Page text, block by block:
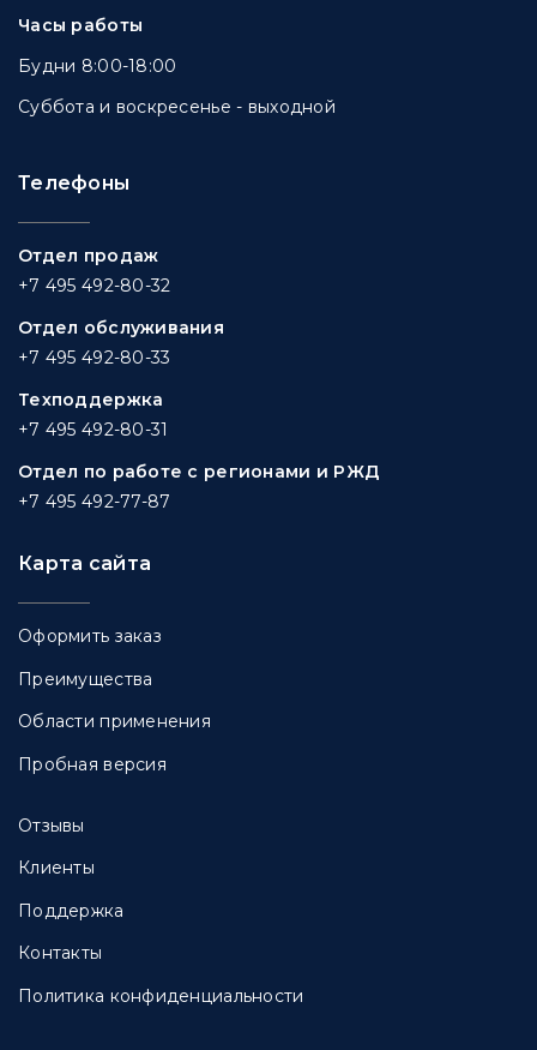
Часы работы
Будни 8:00-18:00
Суббота и воскресенье - выходной
Телефоны
Отдел продаж
+7 495 492-80-32
Отдел обслуживания
+7 495 492-80-33
Техподдержка
+7 495 492-80-31
Отдел по работе с регионами и РЖД
+7 495 492-77-87
Карта сайта
Оформить заказ
Преимущества
Области применения
Пробная версия
Отзывы
Клиенты
Поддержка
Контакты
Политика конфиденциальности